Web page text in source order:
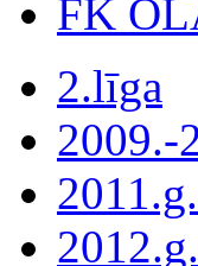
FK
2.līga
2009.-